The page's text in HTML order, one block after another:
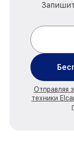
Отправляя
техники